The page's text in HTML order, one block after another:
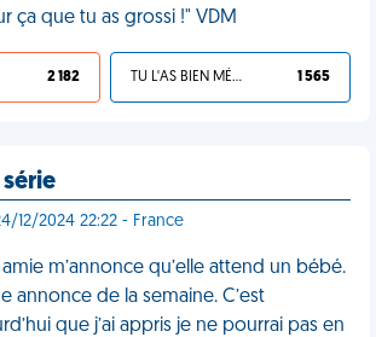
ça que tu as grossi !" VDM
2 182 TU L'AS BIEN MÉRITÉ 1 565
12/2024 22:22 - France
m’annonce qu’elle attend un bébé.
annonce de la semaine. C’est
que j’ai appris je ne pourrai pas en